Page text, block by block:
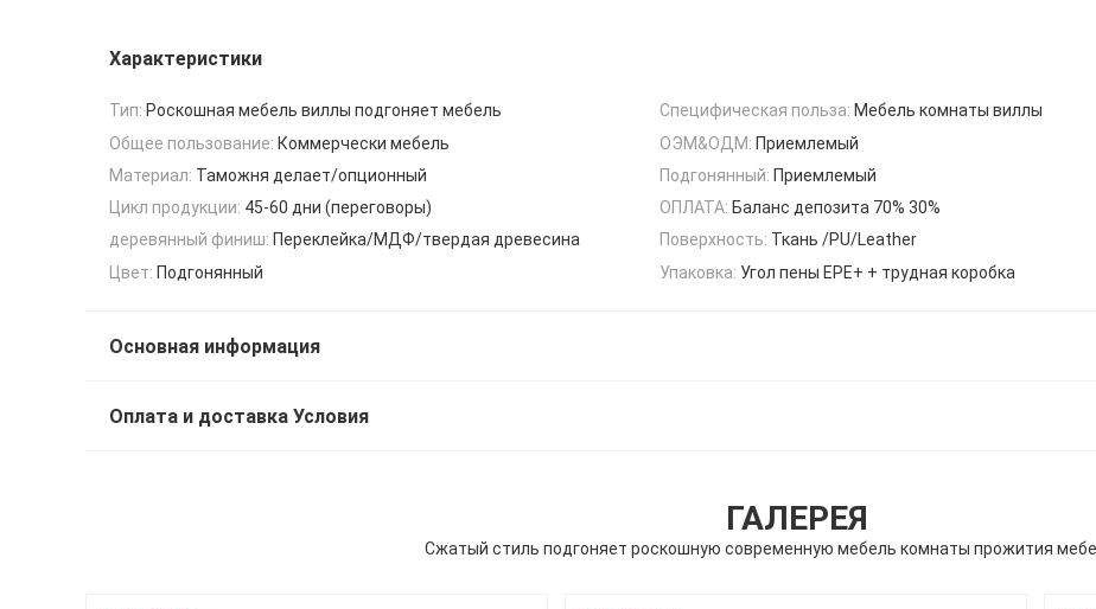
Характеристики
Тип: Роскошная мебель виллы подгоняет мебель Специфическая польза: Мебель комнаты виллы
Общее пользование: Коммерчески мебель ОЭМ&ОДМ: Приемлемый
Материал: Таможня делает/опционный Подгонянный: Приемлемый
Цикл продукции: 45-60 дни (переговоры) ОПЛАТА: Баланс депозита 70% 30%
деревянный финиш: Переклейка/МДФ/твердая древесина Поверхность: Ткань /PU/Leather
Цвет: Подгонянный Упаковка: Угол пены EPE+ + трудная коробка
Основная информация
Оплата и доставка Условия
ГАЛЕРЕЯ
Сжатый стиль подгоняет роскошную современную мебель комнаты прожития